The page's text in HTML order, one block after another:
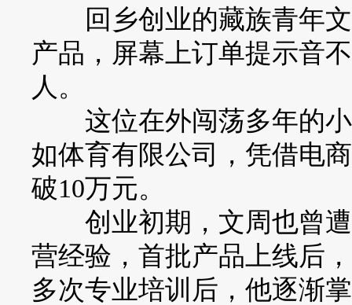
回乡创业的藏族青年文
产品，屏幕上订单提示音
人。
这位在外闯荡多年的小
如体育有限公司，凭借电
破10万元。
创业初期，文周也曾遭
营经验，首批产品上线后
多次专业培训后，他逐渐